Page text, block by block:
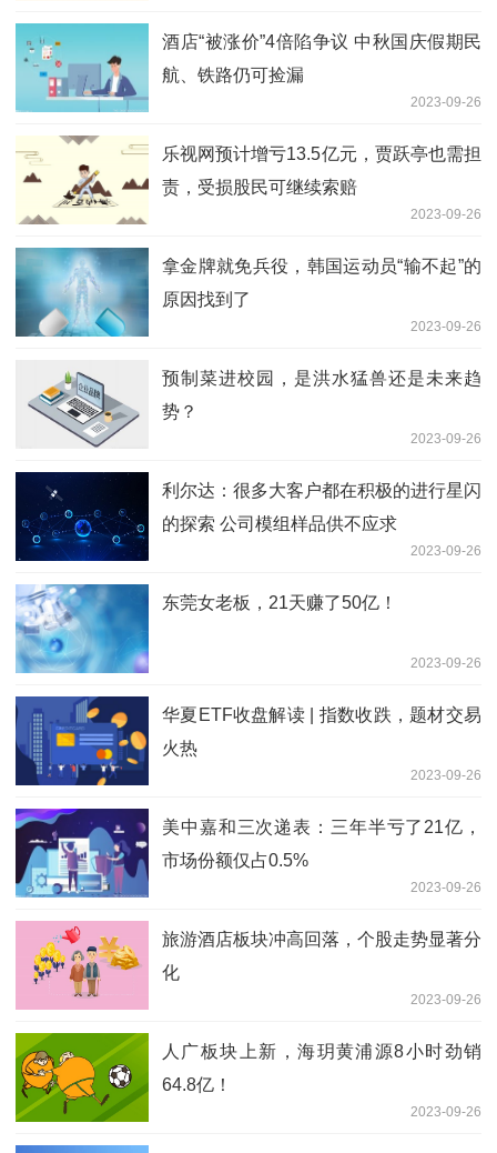
酒店“被涨价”4倍陷争议 中秋国庆假期民
航、铁路仍可捡漏
2023-09-26
乐视网预计增亏13.5亿元，贾跃亭也需担
责，受损股民可继续索赔
2023-09-26
拿金牌就免兵役，韩国运动员“输不起”的
原因找到了
2023-09-26
预制菜进校园，是洪水猛兽还是未来趋
势？
2023-09-26
利尔达：很多大客户都在积极的进行星闪
的探索 公司模组样品供不应求
2023-09-26
东莞女老板，21天赚了50亿！
2023-09-26
华夏ETF收盘解读 | 指数收跌，题材交易
火热
2023-09-26
美中嘉和三次递表：三年半亏了21亿，
市场份额仅占0.5%
2023-09-26
旅游酒店板块冲高回落，个股走势显著分
化
2023-09-26
人广板块上新，海玥黄浦源8小时劲销
64.8亿！
2023-09-26